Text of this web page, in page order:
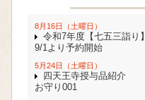
8月16日（土曜日）
令和7年度【七五三詣り】
9/1より予約開始
5月24日（土曜日）
四天王寺授与品紹介
お守り001